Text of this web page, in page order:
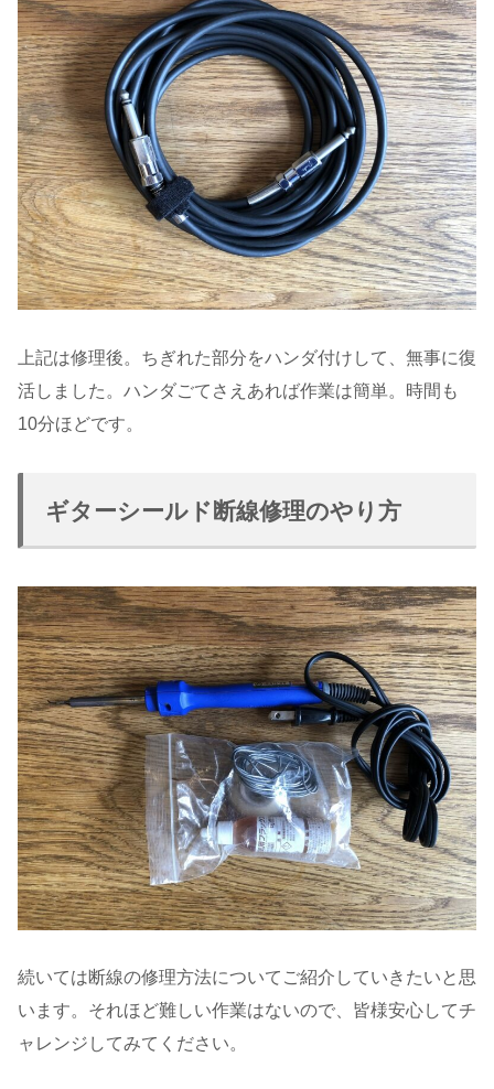
上記は修理後。ちぎれた部分をハンダ付けして、無事に復
活しました。ハンダごてさえあれば作業は簡単。時間も
10分ほどです。
ギターシールド断線修理のやり方
続いては断線の修理方法についてご紹介していきたいと思
います。それほど難しい作業はないので、皆様安心してチ
ャレンジしてみてください。